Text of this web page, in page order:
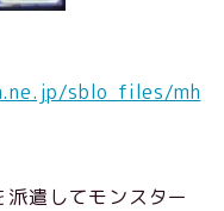
sblo_files/mh
派遣してモンスター